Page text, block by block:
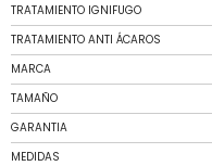
TRATAMIENTO IGNIFUGO
TRATAMIENTO ANTI ÁCAROS
MARCA
TAMAÑO
GARANTIA
MEDIDAS